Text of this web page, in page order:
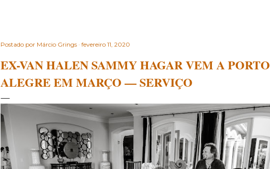
Postado por Márcio Grings fevereiro 11, 2020
EX-VAN HALEN SAMMY HAGAR VEM A PORTO
ALEGRE EM MARÇO — SERVIÇO